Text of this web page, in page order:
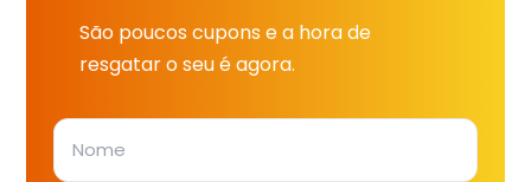
São poucos cupons e a hora de
resgatar o seu é agora.